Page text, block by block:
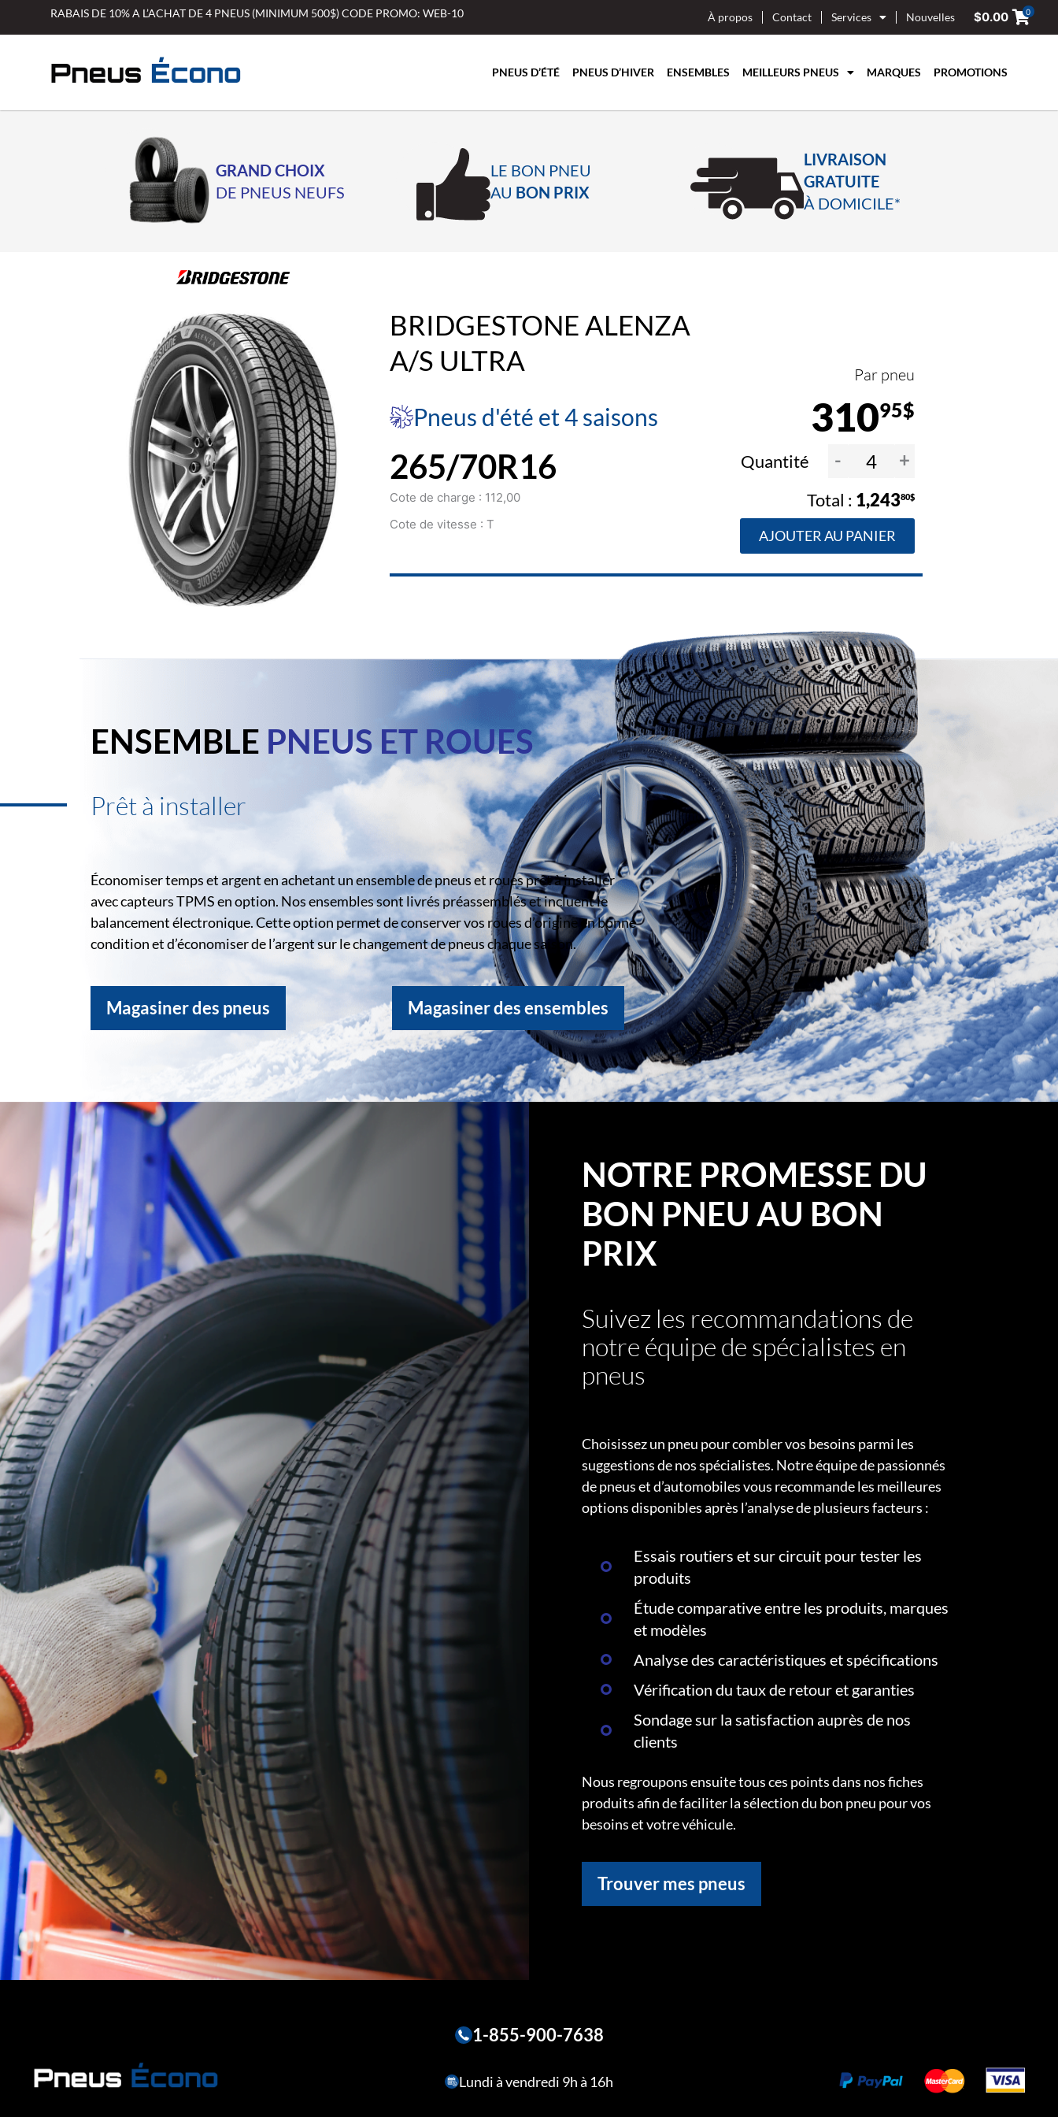
RABAIS DE 10% A L’ACHAT DE 4 PNEUS (MINIMUM 500$) CODE PROMO: WEB-10 À propos Contact Services Nouvelles $0.00 0
PNEUS D’ÉTÉ PNEUS D’HIVER ENSEMBLES MEILLEURS PNEUS MARQUES PROMOTIONS
GRAND CHOIX
DE PNEUS NEUFS
LE BON PNEU
AU BON PRIX
LIVRAISON
GRATUITE
À DOMICILE*
BRIDGESTONE ALENZA
A/S ULTRA
Pneus d'été et 4 saisons
Par pneu
31095$
265/70R16
Cote de charge : 112,00
Cote de vitesse : T
Quantité - +
1,24380$
AJOUTER AU PANIER
ENSEMBLE PNEUS ET ROUES
Prêt à installer
Économiser temps et argent en achetant un ensemble de pneus et roues prêt à installer
avec capteurs TPMS en option. Nos ensembles sont livrés préassemblés et incluent le
balancement électronique. Cette option permet de conserver vos roues d’origine en bonne
condition et d’économiser de l’argent sur le changement de pneus chaque saison.
Magasiner des pneus Magasiner des ensembles
NOTRE PROMESSE DU
BON PNEU AU BON
PRIX
Suivez les recommandations de
notre équipe de spécialistes en
pneus
Choisissez un pneu pour combler vos besoins parmi les
suggestions de nos spécialistes. Notre équipe de passionnés
de pneus et d’automobiles vous recommande les meilleures
options disponibles après l’analyse de plusieurs facteurs :
Essais routiers et sur circuit pour tester les
produits
Étude comparative entre les produits, marques
et modèles
Analyse des caractéristiques et spécifications
Vérification du taux de retour et garanties
Sondage sur la satisfaction auprès de nos
clients
Nous regroupons ensuite tous ces points dans nos fiches
produits afin de faciliter la sélection du bon pneu pour vos
besoins et votre véhicule.
Trouver mes pneus
1-855-900-7638
Lundi à vendredi 9h à 16h